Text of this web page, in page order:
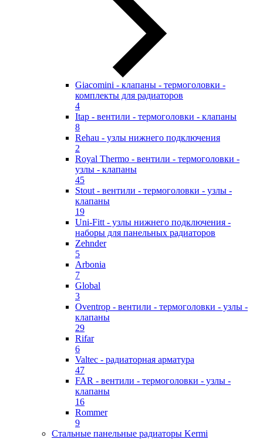
Giacomini - клапаны - термоголовки -
комплекты для радиаторов
4
Itap - вентили - термоголовки - клапаны
8
Rehau - узлы нижнего подключения
2
Royal Thermo - вентили - термоголовки -
узлы - клапаны
45
Stout - вентили - термоголовки - узлы -
клапаны
19
Uni-Fitt - узлы нижнего подключения -
наборы для панельных радиаторов
Zehnder
5
Arbonia
7
Global
3
Oventrop - вентили - термоголовки - узлы -
клапаны
29
Rifar
6
Valtec - радиаторная арматура
47
FAR - вентили - термоголовки - узлы -
клапаны
16
Rommer
9
Стальные панельные радиаторы Kermi